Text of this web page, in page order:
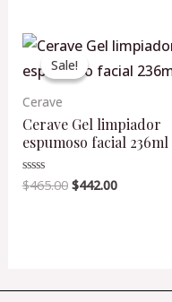
Sale!
Sale!
Cerave
Cerave Gel limpiador
espumoso facial 236ml
Valorado
en
$465.00
Original
price
was:
$465.00.
$442.00
Current
price
is: